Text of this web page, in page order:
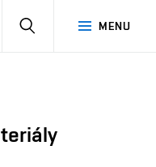
MENU